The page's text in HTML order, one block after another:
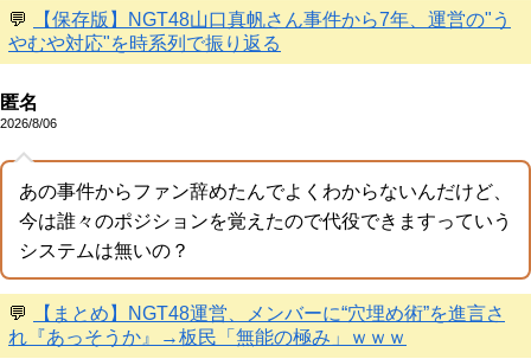
💬
【保存版】NGT48山口真帆さん事件から7年、運営の"う
やむや対応"を時系列で振り返る
匿名
2026/8/06
あの事件からファン辞めたんでよくわからないんだけど、
今は誰々のポジションを覚えたので代役できますっていう
システムは無いの？
💬
【まとめ】NGT48運営、メンバーに“穴埋め術”を進言さ
れ『あっそうか』→板民「無能の極み」ｗｗｗ